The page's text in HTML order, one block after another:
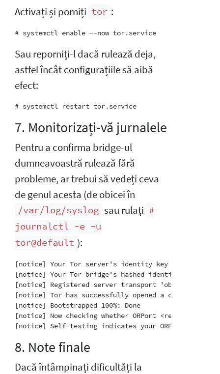
Activați și porniți tor :
Sau reporniți-l dacă rulează deja,
astfel încât configurațiile să aibă
efect:
7. Monitorizați-vă jurnalele
Pentru a confirma bridge-ul
dumneavoastră rulează fără
probleme, ar trebui să vedeți ceva
de genul acesta (de obicei în
/var/log/syslog sau rulați #
journalctl -e -u
tor@default ):
[notice] Your Tor server's identity key fingerprint is
[notice] Your Tor bridge's hashed identity key
[notice] Registered server transport 'obfs4' at
[notice] Tor has successfully opened a circuit.
[notice] Bootstrapped 100%: Done
[notice] Now checking whether ORPort
8. Note finale
Dacă întâmpinați dificultăți la